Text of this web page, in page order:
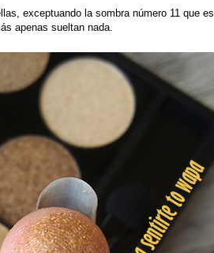
exceptuando la sombra número 11 que es
apenas sueltan nada.